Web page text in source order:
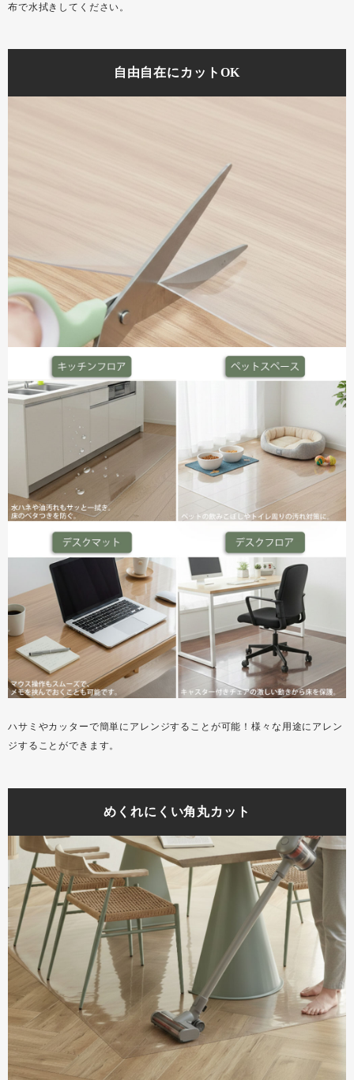
布で水拭きしてください。
自由自在にカットOK
ハサミやカッターで簡単にアレンジすることが可能！様々な用途にアレン
ジすることができます。
めくれにくい角丸カット